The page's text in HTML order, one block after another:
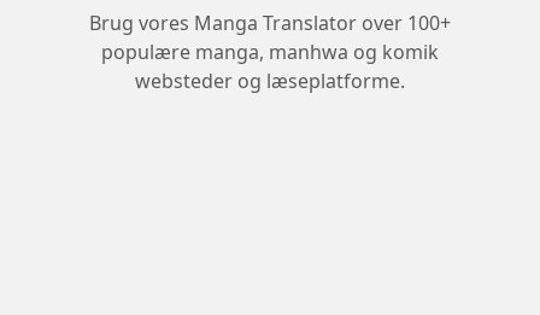
Brug vores Manga Translator over 100+
populære manga, manhwa og komik
websteder og læseplatforme.